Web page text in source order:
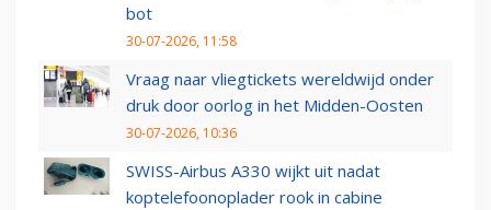
bot
30-07-2026, 11:58
Vraag naar vliegtickets wereldwijd onder
druk door oorlog in het Midden-Oosten
30-07-2026, 10:36
SWISS-Airbus A330 wijkt uit nadat
koptelefoonoplader rook in cabine